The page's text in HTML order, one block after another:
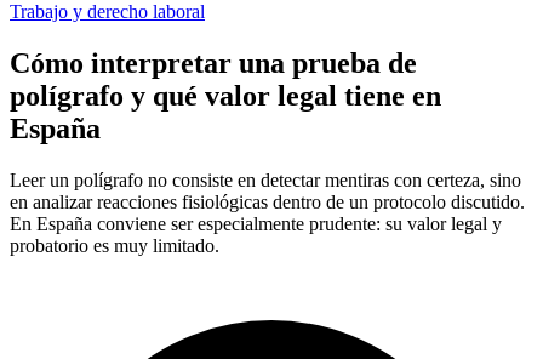
Trabajo y derecho laboral
Cómo interpretar una prueba de
polígrafo y qué valor legal tiene en
España
Leer un polígrafo no consiste en detectar mentiras con certeza, sino
en analizar reacciones fisiológicas dentro de un protocolo discutido.
En España conviene ser especialmente prudente: su valor legal y
probatorio es muy limitado.